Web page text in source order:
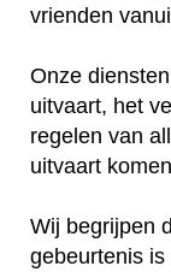
vrienden
Onze
uitvaart, het
regelen van
uitvaart
Wij begrijpen
gebeurtenis